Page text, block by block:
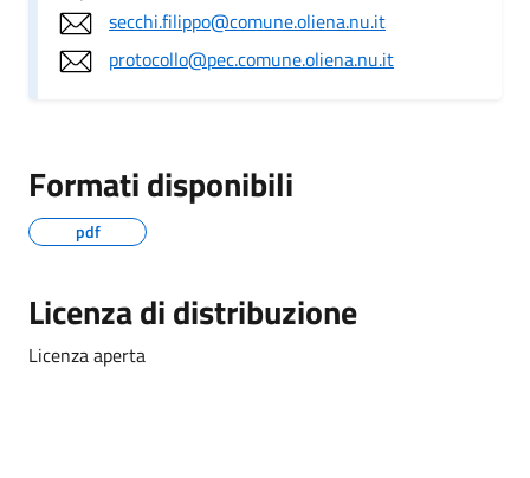
secchi.filippo@comune.oliena.nu.it
protocollo@pec.comune.oliena.nu.it
Formati disponibili
pdf
Licenza di distribuzione
Licenza aperta